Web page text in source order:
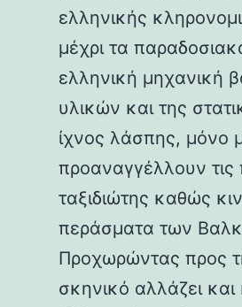
ελληνικής
μέχρι τα
ελληνική μηχανική
υλικών και της
ίχνος λάσπης, μόνο
προαναγγέλλουν τις
ταξιδιώτης καθώς
περάσματα των
Προχωρώντας προς
σκηνικό αλλάζει